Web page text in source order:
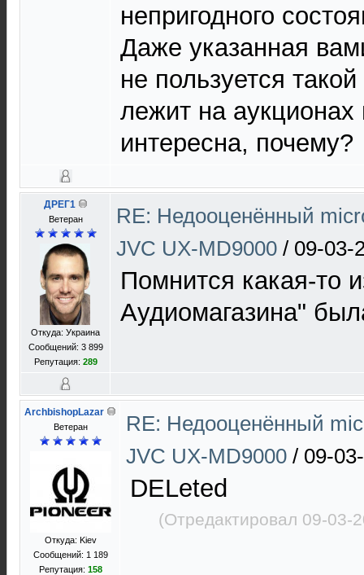
непригодного
Даже указанная
не пользуется
лежит на аукционах
интересна, почему?
ДРЕГ1
Bетеран
Откуда: Украина
Сообщений: 3 899
Репутация: 289
RE: Недооценённый
JVC UX-MD9000 / 09-03-
Помнится какая-то
Аудиомагазина"
ArchbishopLazar
Ветеран
Откуда: Kiev
Сообщений: 1 189
Репутация: 158
RE: Недооценённый
JVC UX-MD9000 / 09-
DELeted
(Отредактировал 09-03-